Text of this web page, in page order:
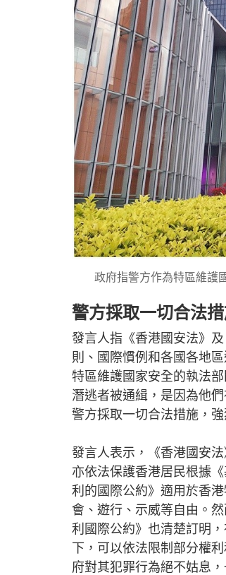
政府指警方作為特區維護
警方採取一切合法
發言人指《香港國安法》
則、國際慣例和各國各地
特區維護國家安全的執法
潛逃者被通緝，是因為他
警方採取一切合法措施，
發言人表示，《香港國安
亦依法保護香港居民根據
利的國際公約》適用於香
會、遊行、示威等自由。
利國際公約》也清楚訂明
下，可以依法限制部分權
府對其犯罪行為絕不姑息